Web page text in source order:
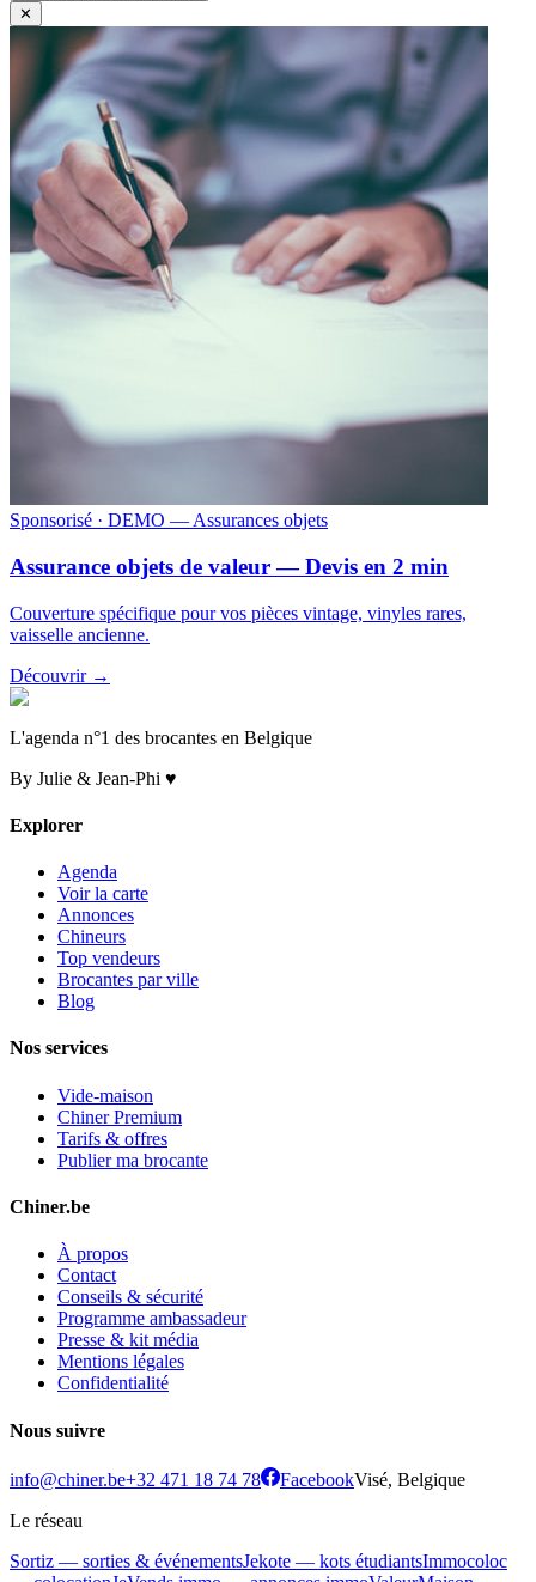
✕
Sponsorisé · DEMO — Assurances objets
Assurance objets de valeur — Devis en 2 min
Couverture spécifique pour vos pièces vintage, vinyles rares,
vaisselle ancienne.
Découvrir →
L'agenda n°1 des brocantes en Belgique
By Julie & Jean-Phi ♥
Explorer
Agenda
Voir la carte
Annonces
Chineurs
Top vendeurs
Brocantes par ville
Blog
Nos services
Vide-maison
Chiner Premium
Tarifs & offres
Publier ma brocante
Chiner.be
À propos
Contact
Conseils & sécurité
Programme ambassadeur
Presse & kit média
Mentions légales
Confidentialité
Nous suivre
info@chiner.be+32 471 18 74 78 FacebookVisé, Belgique
Le réseau
Sortiz — sorties & événementsJekote — kots étudiantsImmocoloc